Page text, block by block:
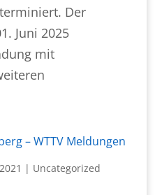
Der
Juni 2025
mit
– WTTV Meldungen
| Uncategorized